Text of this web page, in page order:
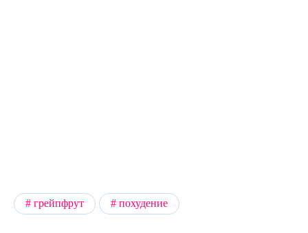
грейпфрут похудение